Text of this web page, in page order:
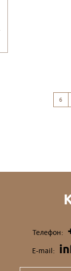
6
Телефон:
E-mail: